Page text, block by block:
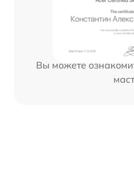
Вы можете